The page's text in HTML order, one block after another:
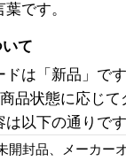
です。
て
ドは「新品」です
品状態に応じ
は以下の通りで
開封品、メーカー